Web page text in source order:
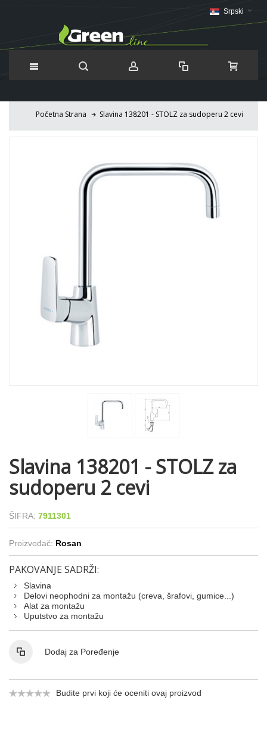
Srpski
Početna Strana Slavina 138201 - STOLZ za sudoperu 2 cevi
Slavina 138201 - STOLZ za
sudoperu 2 cevi
ŠIFRA: 7911301
Proizvođač: Rosan
PAKOVANJE SADRŽI:
Slavina
Delovi neophodni za montažu (creva, šrafovi, gumice...)
Alat za montažu
Uputstvo za montažu
Dodaj za Poređenje
Budite prvi koji će oceniti ovaj proizvod